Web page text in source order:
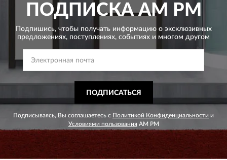
ПОДПИСКАAM PM
Подпишись, чтобы получать информацию о эксклюзивных
предложениях, поступлениях, событиях и многом другом
ПОДПИСАТЬСЯ
Подписываясь, Вы соглашаетесь с Политикой Конфиденциальности и
Условиями пользования AM PM